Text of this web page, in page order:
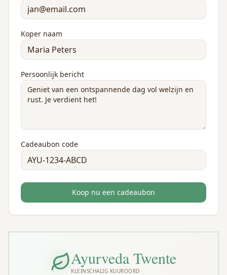
Koper naam
Persoonlijk bericht
Cadeaubon code
Koop nu een cadeaubon
Ayurveda Twente
KLEINSCHALIG KUUROORD